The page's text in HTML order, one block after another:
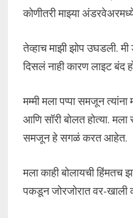
कोणीतरी माझ्या
तेव्हाच माझी झोप उघडली.
दिसलं नाही कारण लाइट बंद
मम्मी मला पप्पा समजून
आणि सॉरी बोलत होत्या.
समजून हे सगळं करत आहेत.
मला काही बोलायची हिंमतच
पकडून जोरजोरात वर-खाली